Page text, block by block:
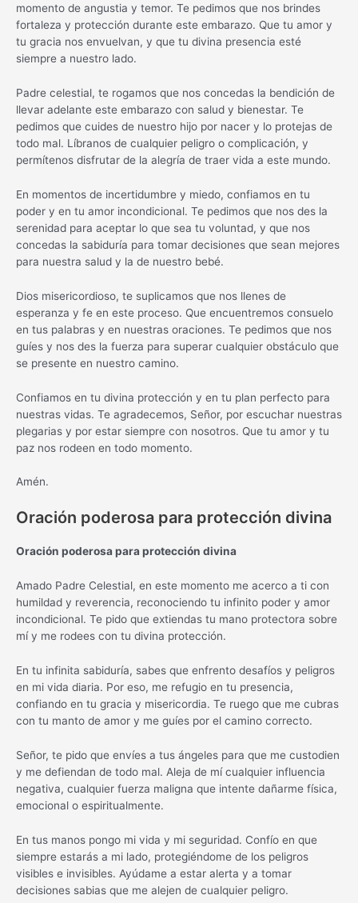
momento de angustia y temor. Te pedimos que nos brindes
fortaleza y protección durante este embarazo. Que tu amor y
tu gracia nos envuelvan, y que tu divina presencia esté
siempre a nuestro lado.
Padre celestial, te rogamos que nos concedas la bendición de
llevar adelante este embarazo con salud y bienestar. Te
pedimos que cuides de nuestro hijo por nacer y lo protejas de
todo mal. Líbranos de cualquier peligro o complicación, y
permítenos disfrutar de la alegría de traer vida a este mundo.
En momentos de incertidumbre y miedo, confiamos en tu
poder y en tu amor incondicional. Te pedimos que nos des la
serenidad para aceptar lo que sea tu voluntad, y que nos
concedas la sabiduría para tomar decisiones que sean mejores
para nuestra salud y la de nuestro bebé.
Dios misericordioso, te suplicamos que nos llenes de
esperanza y fe en este proceso. Que encuentremos consuelo
en tus palabras y en nuestras oraciones. Te pedimos que nos
guíes y nos des la fuerza para superar cualquier obstáculo que
se presente en nuestro camino.
Confiamos en tu divina protección y en tu plan perfecto para
nuestras vidas. Te agradecemos, Señor, por escuchar nuestras
plegarias y por estar siempre con nosotros. Que tu amor y tu
paz nos rodeen en todo momento.
Amén.
Oración poderosa para protección divina
Oración poderosa para protección divina
Amado Padre Celestial, en este momento me acerco a ti con
humildad y reverencia, reconociendo tu infinito poder y amor
incondicional. Te pido que extiendas tu mano protectora sobre
mí y me rodees con tu divina protección.
En tu infinita sabiduría, sabes que enfrento desafíos y peligros
en mi vida diaria. Por eso, me refugio en tu presencia,
confiando en tu gracia y misericordia. Te ruego que me cubras
con tu manto de amor y me guíes por el camino correcto.
Señor, te pido que envíes a tus ángeles para que me custodien
y me defiendan de todo mal. Aleja de mí cualquier influencia
negativa, cualquier fuerza maligna que intente dañarme física,
emocional o espiritualmente.
En tus manos pongo mi vida y mi seguridad. Confío en que
siempre estarás a mi lado, protegiéndome de los peligros
visibles e invisibles. Ayúdame a estar alerta y a tomar
decisiones sabias que me alejen de cualquier peligro.